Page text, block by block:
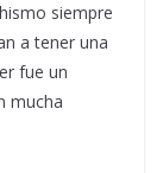
siempre
a tener una
fue un
mucha